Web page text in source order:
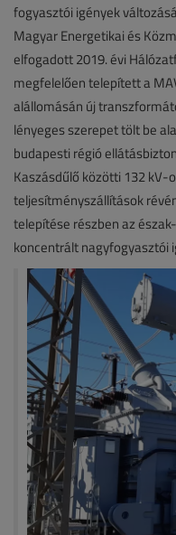
fogyasztói igények
Magyar Energetikai és
elfogadott 2019. évi
megfelelően telepített a
alállomásán új
lényeges szerepet tölt be
budapesti régió
Kaszásdűlő közötti 132 kV-
teljesítményszállítások
telepítése részben az
koncentrált nagyfogyasztói